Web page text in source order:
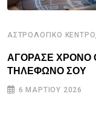
ΑΣΤΡΟΛΟΓΙΚΟ ΚΕΝΤΡΟ
ΑΓΟΡΑΣΕ ΧΡΟΝΟ
ΤΗΛΕΦΩΝΟ ΣΟΥ
6 ΜΑΡΤΊΟΥ 2026